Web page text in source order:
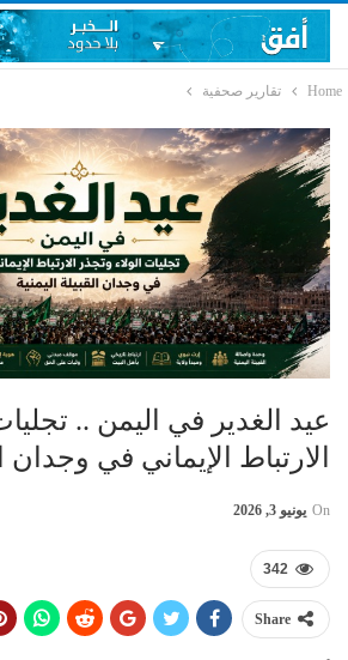
Home تقارير صحفية
عيد الغدير في اليمن ..
الارتباط الإيماني في وجدان
On يونيو 3, 2026
342
Share